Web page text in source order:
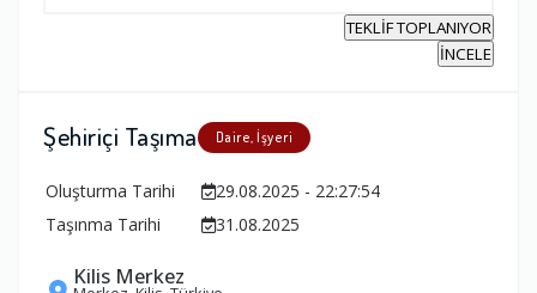
TEKLİF TOPLANIYOR
İNCELE
Şehiriçi Taşıma Daire, İşyeri
Oluşturma Tarihi
29.08.2025 - 22:27:54
Taşınma Tarihi
31.08.2025
Kilis Merkez